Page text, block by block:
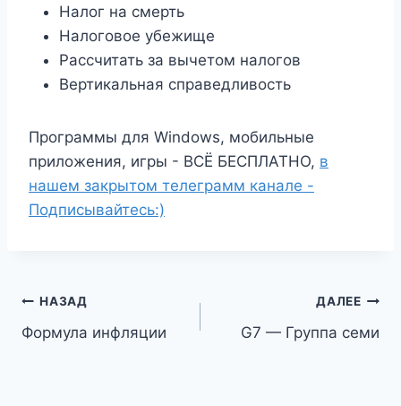
Налог на смерть
Налоговое убежище
Рассчитать за вычетом налогов
Вертикальная справедливость
Программы для Windows, мобильные
приложения, игры - ВСЁ БЕСПЛАТНО, в
нашем закрытом телеграмм канале -
Подписывайтесь:)
Навигация
по
НАЗАД
Формула инфляции
ДАЛЕЕ
G7 — Группа семи